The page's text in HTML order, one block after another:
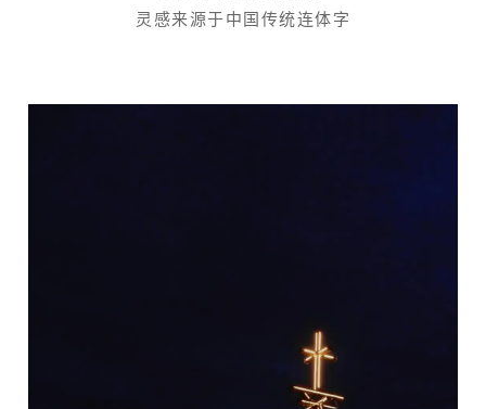
灵感来源于中国传统连体字